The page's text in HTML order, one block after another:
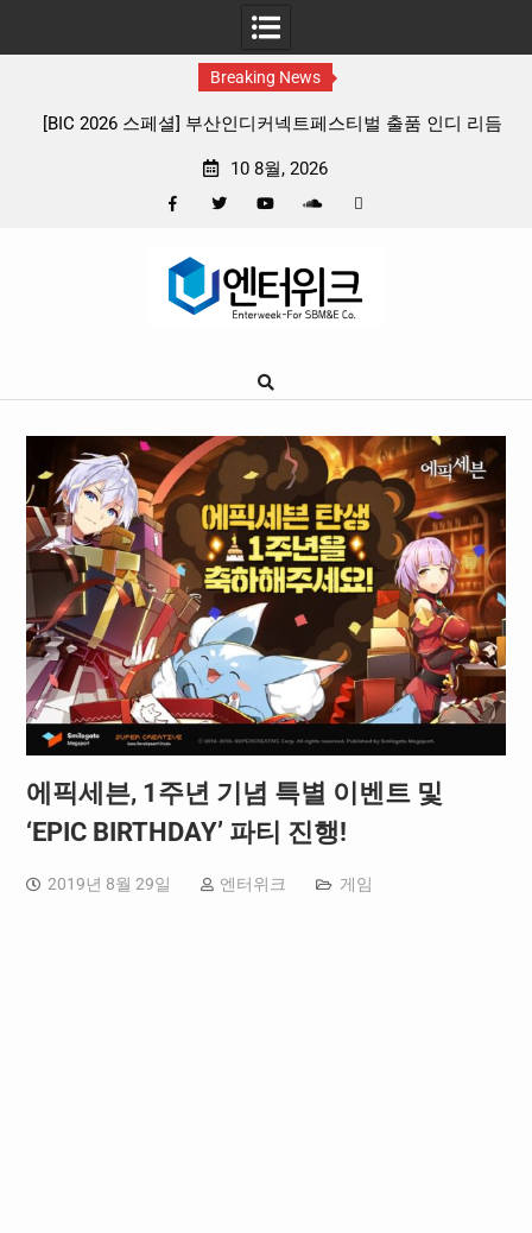
Breaking News
품 인디 리듬
판타지 케이팝 애니메이션 ‘고스트밴드’ 8월 26일(
10 8월, 2026
Google
에픽세븐, 1주년 기념 특별 이벤트 및
‘EPIC BIRTHDAY’ 파티 진행!
2019년 8월 29일 엔터위크 게임